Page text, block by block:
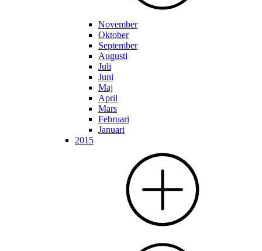
November
Oktober
September
Augusti
Juli
Juni
Maj
April
Mars
Februari
Januari
2015